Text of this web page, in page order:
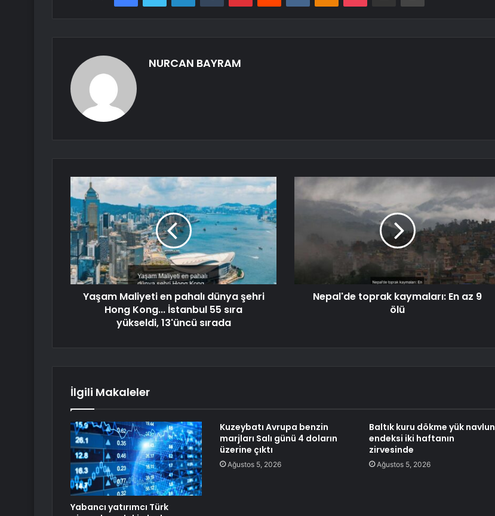
NURCAN BAYRAM
Yaşam Maliyeti en pahalı dünya şehri
Hong Kong... İstanbul 55 sıra
yükseldi, 13'üncü sırada
Nepal'de toprak kaymaları: En az 9
ölü
İlgili Makaleler
Yabancı yatırımcı Türk
Kuzeybatı Avrupa benzin
marjları Salı günü 4 doların
üzerine çıktı
Ağustos 5, 2026
Baltık kuru dökme yük navlun
endeksi iki haftanın
zirvesinde
Ağustos 5, 2026